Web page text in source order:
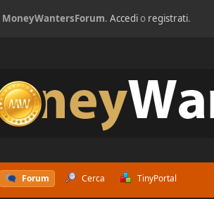
MoneyWantersForum.Accedio registrati.
Forum Cerca TinyPortal